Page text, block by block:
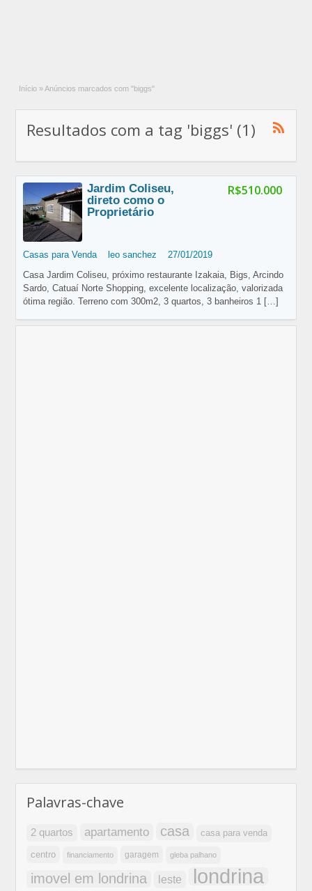
Início » Anúncios marcados com "biggs"
Resultados com a tag 'biggs' (1)
R$510.000
Jardim Coliseu,
direto como o
Proprietário
Casas para Venda leo sanchez
27/01/2019
Casa Jardim Coliseu, próximo restaurante Izakaia, Bigs, Arcindo
Sardo, Catuaí Norte Shopping, excelente localização, valorizada
ótima região. Terreno com 300m2, 3 quartos, 3 banheiros 1 […]
Palavras-chave
2 quartos apartamento casa casa para venda
centro financiamento garagem gleba palhano
imovel em londrina leste londrina